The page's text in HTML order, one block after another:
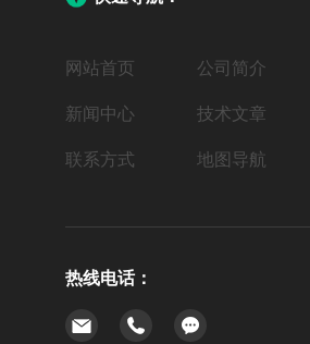
网站首页 公司简介
新闻中心 技术文章
联系方式 地图导航
热线电话：